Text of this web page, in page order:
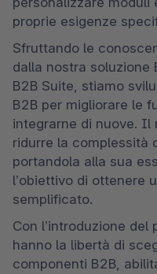
proprie esigenze
Sfruttando le
dalla nostra soluzione
B2B Suite, stiamo
B2B per migliorare le
integrarne di nuove. Il
ridurre la complessità
portandola alla sua
l’obiettivo di ottenere
semplificato.
Con l’introduzione del
hanno la libertà di
componenti B2B,